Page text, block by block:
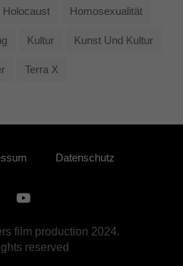
Holocaust Homosexualität
Kultur Kunst Und Kultur
Terra X
Datenschutz
film production 2024.
reserved